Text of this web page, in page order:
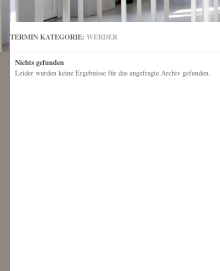
TERMIN KATEGORIE: WERDER
Nichts gefunden
Leider wurden keine Ergebnisse für das angefragte Archiv gefunden.